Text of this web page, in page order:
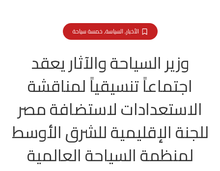
الأخبار,السياسة,خمسة سياحة
وزير السياحة والآثار يعقد
اجتماعاً تنسيقياً لمناقشة
الاستعدادات لاستضافة مصر
للجنة الإقليمية للشرق الأوسط
لمنظمة السياحة العالمية